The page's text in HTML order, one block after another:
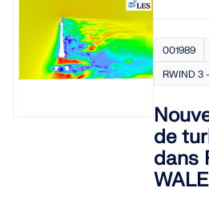
001989
RWIND 3
de
dans